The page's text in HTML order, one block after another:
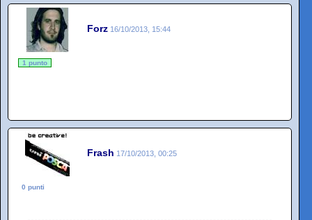
Forz 16/10/2013, 15:44
1 punto
Frash 17/10/2013, 00:25
0 punti